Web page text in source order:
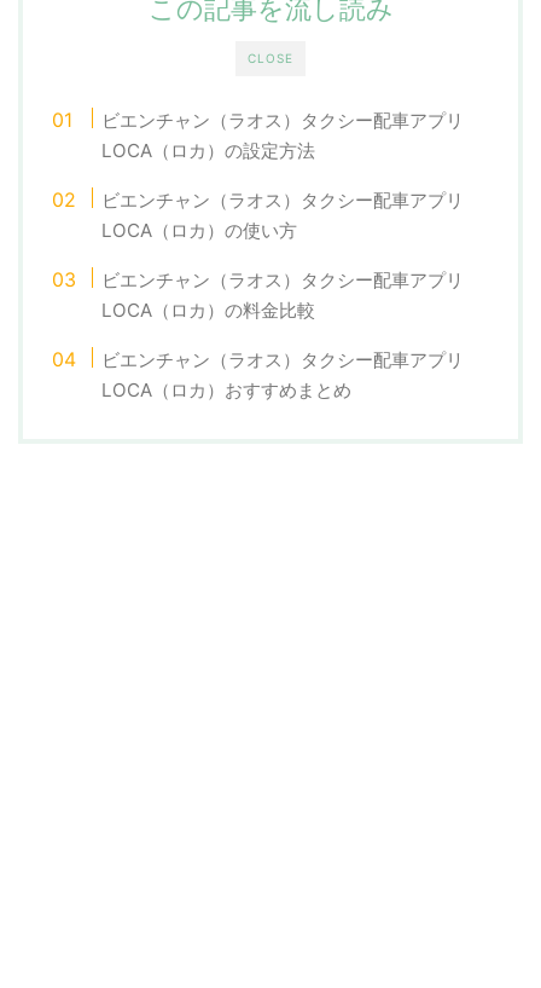
CLOSE
この記事を流し読み
ビエンチャン（ラオス）タクシー配車アプリ
LOCA（ロカ）の設定方法
ビエンチャン（ラオス）タクシー配車アプリ
LOCA（ロカ）の使い方
ビエンチャン（ラオス）タクシー配車アプリ
LOCA（ロカ）の料金比較
ビエンチャン（ラオス）タクシー配車アプリ
LOCA（ロカ）おすすめまとめ